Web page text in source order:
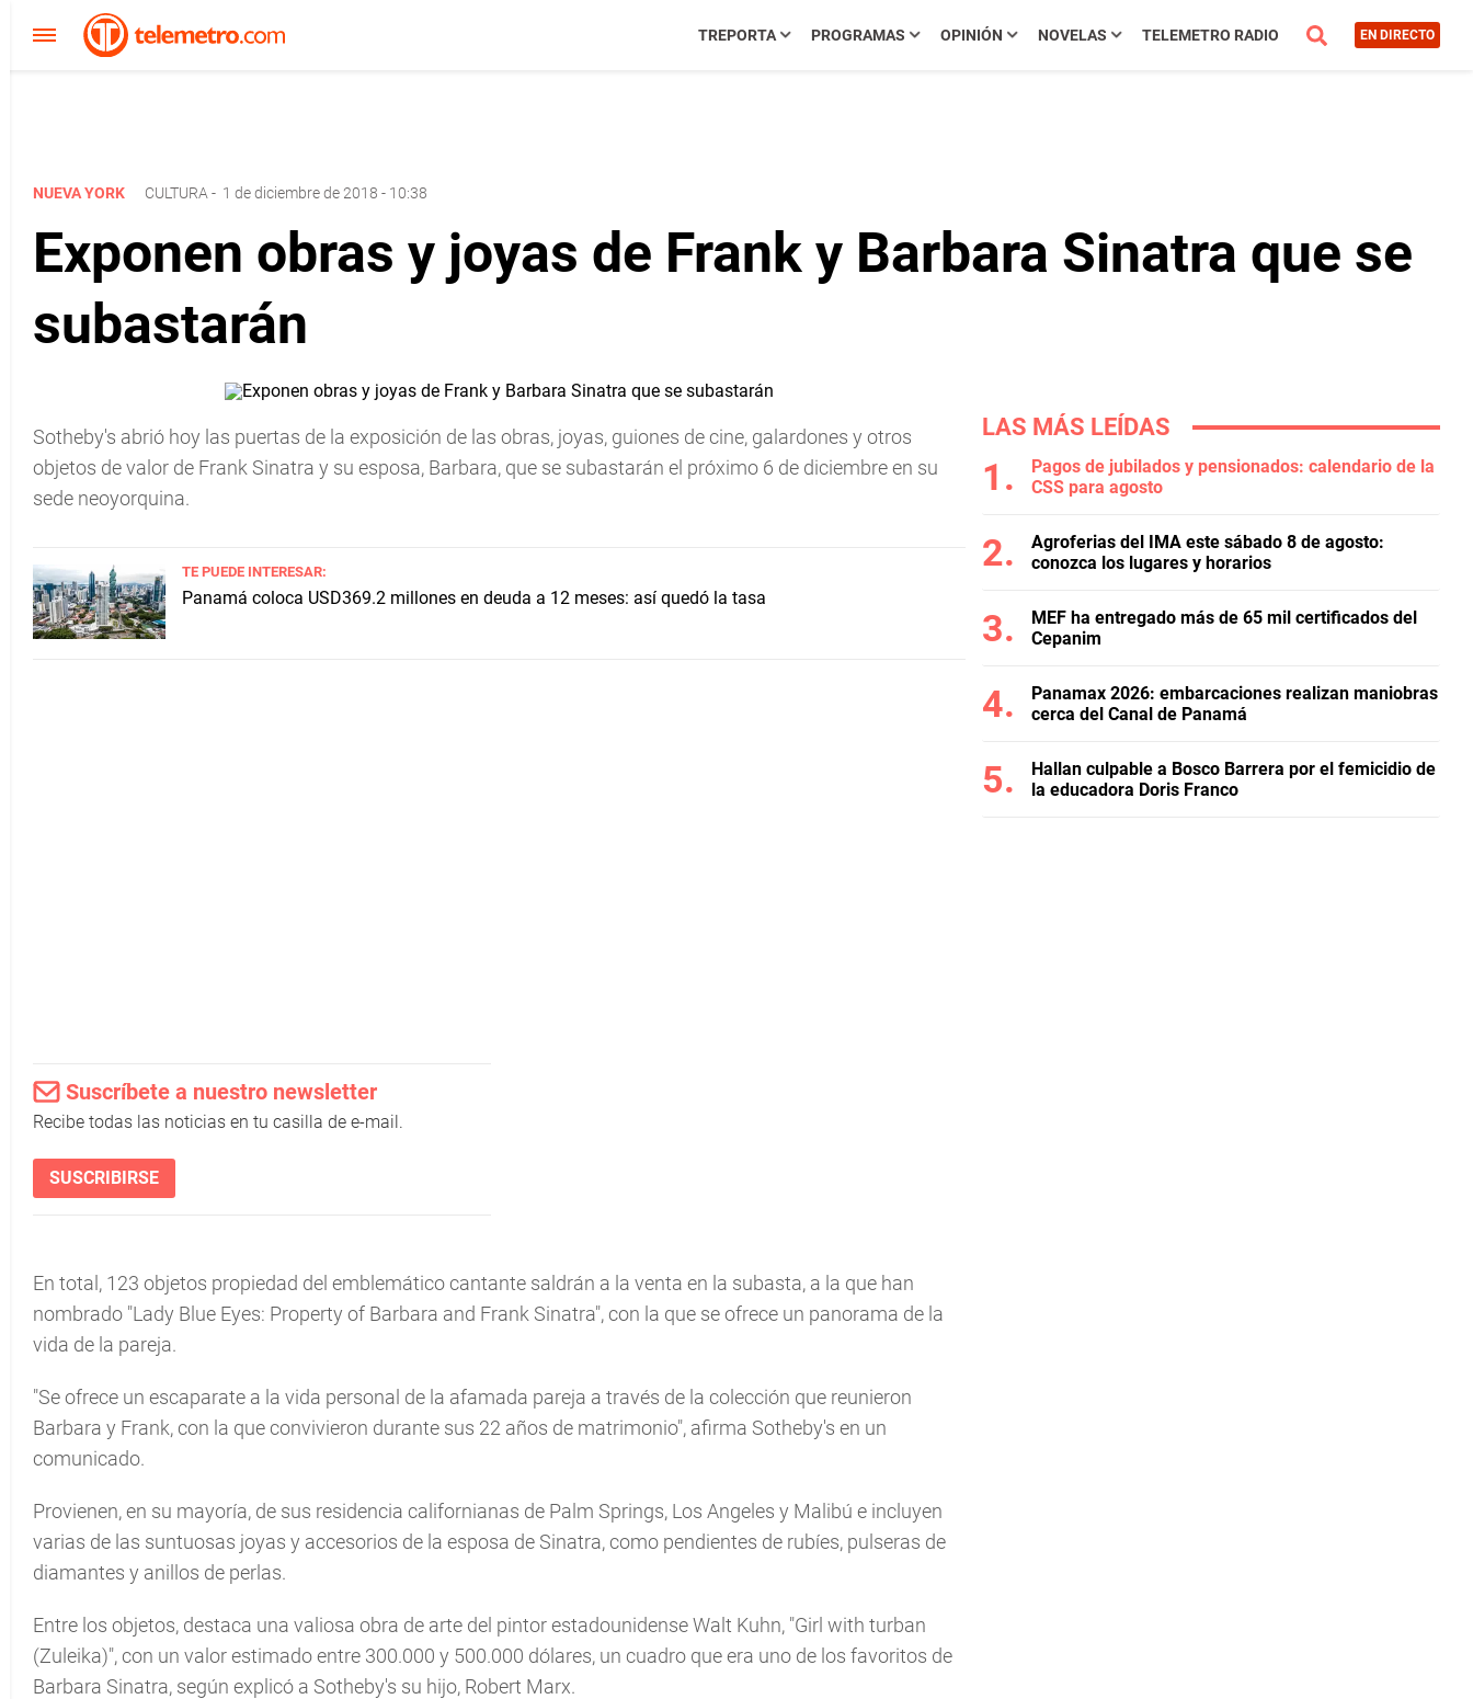
TREPORTA PROGRAMAS OPINIÓN NOVELAS TELEMETRO RADIO EN DIRECTO
NUEVA YORK CULTURA - 1 de diciembre de 2018 - 10:38
Exponen obras y joyas de Frank y Barbara Sinatra que se
subastarán
Sotheby's abrió hoy las puertas de la exposición de las obras, joyas, guiones de cine, galardones y otros
objetos de valor de Frank Sinatra y su esposa, Barbara, que se subastarán el próximo 6 de diciembre en su
sede neoyorquina.
TE PUEDE INTERESAR:
Panamá coloca USD369.2 millones en deuda a 12 meses: así quedó la tasa
Suscríbete a nuestro newsletter
Recibe todas las noticias en tu casilla de e-mail.
SUSCRIBIRSE
En total, 123 objetos propiedad del emblemático cantante saldrán a la venta en la subasta, a la que han
nombrado "Lady Blue Eyes: Property of Barbara and Frank Sinatra", con la que se ofrece un panorama de la
vida de la pareja.
"Se ofrece un escaparate a la vida personal de la afamada pareja a través de la colección que reunieron
Barbara y Frank, con la que convivieron durante sus 22 años de matrimonio", afirma Sotheby's en un
comunicado.
Provienen, en su mayoría, de sus residencia californianas de Palm Springs, Los Angeles y Malibú e incluyen
varias de las suntuosas joyas y accesorios de la esposa de Sinatra, como pendientes de rubíes, pulseras de
diamantes y anillos de perlas.
Entre los objetos, destaca una valiosa obra de arte del pintor estadounidense Walt Kuhn, "Girl with turban
(Zuleika)", con un valor estimado entre 300.000 y 500.000 dólares, un cuadro que era uno de los favoritos de
Barbara Sinatra, según explicó a Sotheby's su hijo, Robert Marx.
LAS MÁS LEÍDAS
Pagos de jubilados y pensionados: calendario de la
CSS para agosto
Agroferias del IMA este sábado 8 de agosto:
conozca los lugares y horarios
MEF ha entregado más de 65 mil certificados del
Cepanim
Panamax 2026: embarcaciones realizan maniobras
cerca del Canal de Panamá
Hallan culpable a Bosco Barrera por el femicidio de
la educadora Doris Franco